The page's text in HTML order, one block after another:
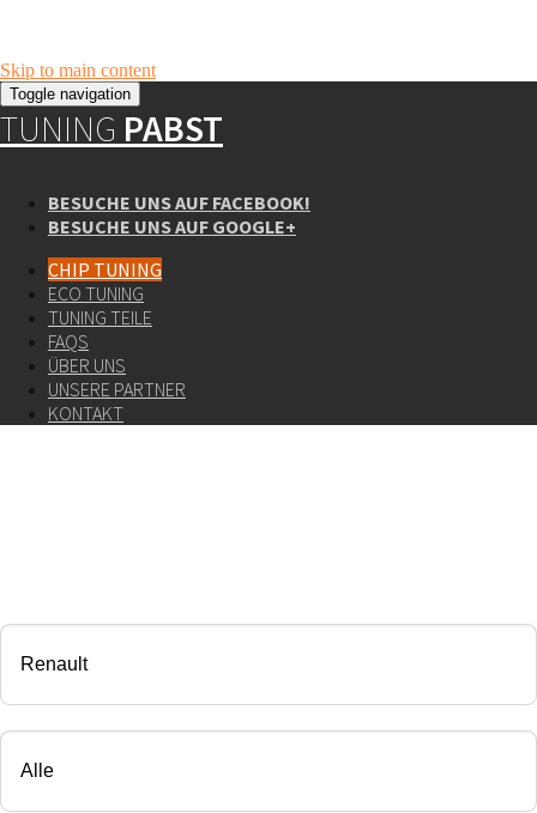
Skip to main content
Toggle navigation
TUNING PABST
BESUCHE UNS AUF FACEBOOK!
BESUCHE UNS AUF GOOGLE+
CHIP TUNING
ECO TUNING
TUNING TEILE
FAQS
ÜBER UNS
UNSERE PARTNER
KONTAKT